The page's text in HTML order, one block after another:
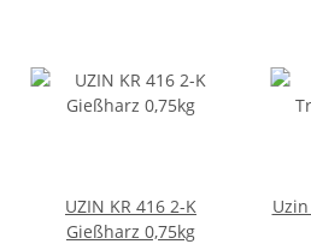
UZIN KR 416 2-K
Gießharz 0,75kg